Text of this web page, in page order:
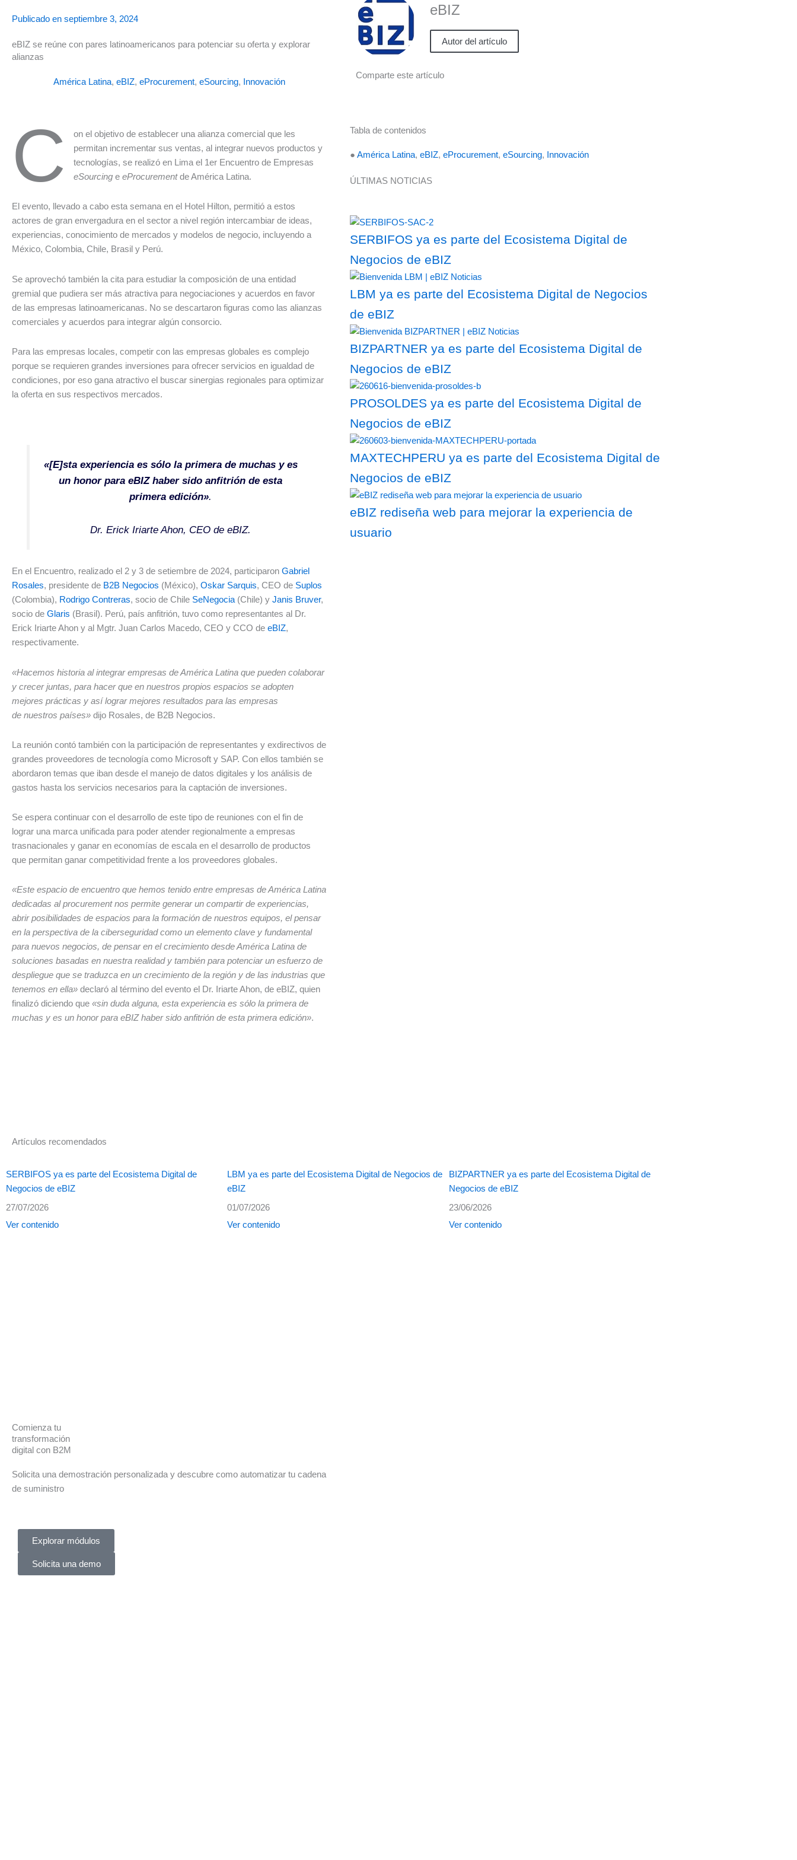
Publicado en septiembre 3, 2024
eBIZ se reúne con pares latinoamericanos para potenciar su oferta y explorar
alianzas
América Latina, eBIZ, eProcurement, eSourcing, Innovación
C
on el objetivo de establecer una alianza comercial que les
permitan incrementar sus ventas, al integrar nuevos productos y
tecnologías, se realizó en Lima el 1er Encuentro de Empresas
eSourcing e eProcurementde América Latina.
El evento, llevado a cabo esta semana en el Hotel Hilton, permitió a estos
actores de gran envergadura en el sector a nivel región intercambiar de ideas,
experiencias, conocimiento de mercados y modelos de negocio, incluyendo a
México, Colombia, Chile, Brasil y Perú.
Se aprovechó también la cita para estudiar la composición de una entidad
gremial que pudiera ser más atractiva para negociaciones y acuerdos en favor
de las empresas latinoamericanas. No se descartaron figuras como las alianzas
comerciales y acuerdos para integrar algún consorcio.
Para las empresas locales, competir con las empresas globales es complejo
porque se requieren grandes inversiones para ofrecer servicios en igualdad de
condiciones, por eso gana atractivo el buscar sinergias regionales para optimizar
la oferta en sus respectivos mercados.
«[E]sta experiencia es sólo la primera de muchas y es
un honor para eBIZ haber sido anfitrión de esta
primera edición».
Dr. Erick Iriarte Ahon, CEO de eBIZ.
En el Encuentro, realizado el 2 y 3 de setiembre de 2024, participaron Gabriel
Rosales, presidente de B2B Negocios (México), Oskar Sarquis, CEO de Suplos
(Colombia), Rodrigo Contreras, socio de Chile SeNegocia (Chile) y Janis Bruver,
socio de Glaris (Brasil). Perú, país anfitrión, tuvo como representantes al Dr.
Erick Iriarte Ahon y al Mgtr. Juan Carlos Macedo, CEO y CCO de eBIZ,
respectivamente.
«Hacemos historia al integrar empresas de América Latina que pueden colaborar
y crecer juntas, para hacer que en nuestros propios espacios se adopten
mejores prácticas y así lograr mejores resultados para las empresas
de nuestros países» dijo Rosales, de B2B Negocios.
La reunión contó también con la participación de representantes y exdirectivos de
grandes proveedores de tecnología como Microsoft y SAP. Con ellos también se
abordaron temas que iban desde el manejo de datos digitales y los análisis de
gastos hasta los servicios necesarios para la captación de inversiones.
Se espera continuar con el desarrollo de este tipo de reuniones con el fin de
lograr una marca unificada para poder atender regionalmente a empresas
trasnacionales y ganar en economías de escala en el desarrollo de productos
que permitan ganar competitividad frente a los proveedores globales.
«Este espacio de encuentro que hemos tenido entre empresas de América Latina
dedicadas al procurement nos permite generar un compartir de experiencias,
abrir posibilidades de espacios para la formación de nuestros equipos, el pensar
en la perspectiva de la ciberseguridad como un elemento clave y fundamental
para nuevos negocios, de pensar en el crecimiento desde América Latina de
soluciones basadas en nuestra realidad y también para potenciar un esfuerzo de
despliegue que se traduzca en un crecimiento de la región y de las industrias que
tenemos en ella» declaró al término del evento el Dr. Iriarte Ahon, de eBIZ, quien
finalizó diciendo que «sin duda alguna, esta experiencia es sólo la primera de
muchas y es un honor para eBIZ haber sido anfitrión de esta primera edición».
eBIZ
Autor del artículo
Comparte este artículo
Tabla de contenidos
● América Latina, eBIZ, eProcurement, eSourcing, Innovación
ÚLTIMAS NOTICIAS
SERBIFOS ya es parte del Ecosistema Digital de
Negocios de eBIZ
LBM ya es parte del Ecosistema Digital de Negocios
de eBIZ
BIZPARTNER ya es parte del Ecosistema Digital de
Negocios de eBIZ
PROSOLDES ya es parte del Ecosistema Digital de
Negocios de eBIZ
MAXTECHPERU ya es parte del Ecosistema Digital de
Negocios de eBIZ
eBIZ rediseña web para mejorar la experiencia de
usuario
Artículos recomendados
SERBIFOS ya es parte del Ecosistema Digital de
Negocios de eBIZ
27/07/2026
Ver contenido
LBM ya es parte del Ecosistema Digital de Negocios de
eBIZ
01/07/2026
Ver contenido
BIZPARTNER ya es parte del Ecosistema Digital de
Negocios de eBIZ
23/06/2026
Ver contenido
Comienza tu
transformación
digital con B2M
Solicita una demostración personalizada y descubre como automatizar tu cadena
de suministro
Explorar módulos
Solicita una demo